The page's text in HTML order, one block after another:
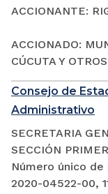
ACCIONANTE:
ACCIONADO:
CÚCUTA Y OTROS
Consejo de
Administrativo
SECRETARIA
SECCIÓN
Número único de
2020-04522-00,